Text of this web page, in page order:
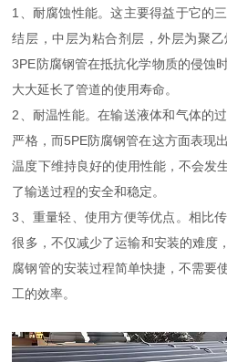
1、耐腐蚀性能。这主要得益于它的
结层，中层为粘合剂层，外层为聚
3PE防腐钢管在抵抗化学物质的侵蚀
大大延长了管道的使用寿命。
2、耐温性能。在输送液体和气体的
严格，而5PE防腐钢管在这方面表现
温度下维持良好的使用性能，不会发
了输送过程的安全和稳定。
3、重量轻、使用方便等优点。相比
很多，不仅减少了运输和安装的难度
腐钢管的安装过程简单快捷，不需要
工的效率。